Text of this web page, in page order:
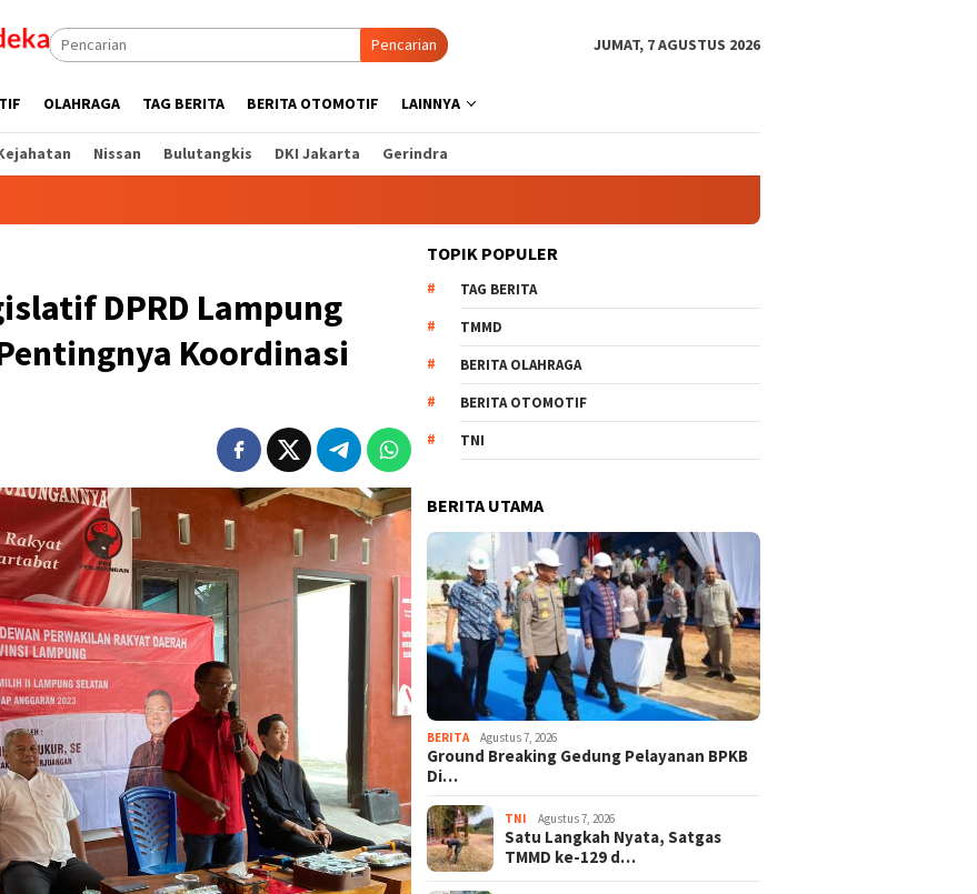
Pencarian JUMAT, 7 AGUSTUS 2026
OLAHRAGA TAG BERITA BERITA OTOMOTIF LAINNYA
Nissan Bulutangkis DKI Jakarta Gerindra
DPRD Lampung
Koordinasi
TOPIK POPULER
TAG BERITA
TMMD
BERITA OLAHRAGA
BERITA OTOMOTIF
TNI
BERITA UTAMA
BERITA Agustus 7, 2026
Ground Breaking Gedung Pelayanan BPKB
Di…
TNI Agustus 7, 2026
Satu Langkah Nyata, Satgas
TMMD ke-129 d…